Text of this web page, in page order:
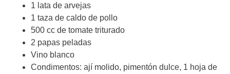
1 lata de arvejas
1 taza de caldo de pollo
500 cc de tomate triturado
2 papas peladas
Vino blanco
Condimentos: ají molido, pimentón dulce, 1 hoja de